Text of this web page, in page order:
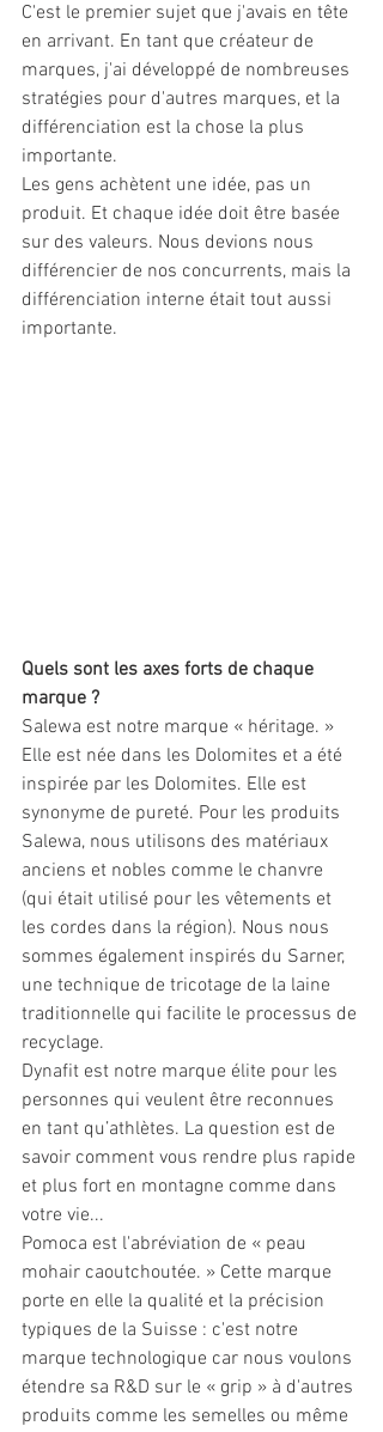
C'est le premier sujet que j'avais en tête
en arrivant. En tant que créateur de
marques, j'ai développé de nombreuses
stratégies pour d'autres marques, et la
différenciation est la chose la plus
importante.
Les gens achètent une idée, pas un
produit. Et chaque idée doit être basée
sur des valeurs. Nous devions nous
différencier de nos concurrents, mais la
différenciation interne était tout aussi
importante.
Quels sont les axes forts de chaque
marque ?
Salewa est notre marque « héritage. »
Elle est née dans les Dolomites et a été
inspirée par les Dolomites. Elle est
synonyme de pureté. Pour les produits
Salewa, nous utilisons des matériaux
anciens et nobles comme le chanvre
(qui était utilisé pour les vêtements et
les cordes dans la région). Nous nous
sommes également inspirés du Sarner,
une technique de tricotage de la laine
traditionnelle qui facilite le processus de
recyclage.
Dynafit est notre marque élite pour les
personnes qui veulent être reconnues
en tant qu’athlètes. La question est de
savoir comment vous rendre plus rapide
et plus fort en montagne comme dans
votre vie...
Pomoca est l'abréviation de « peau
mohair caoutchoutée. » Cette marque
porte en elle la qualité et la précision
typiques de la Suisse : c'est notre
marque technologique car nous voulons
étendre sa R&D sur le « grip » à d'autres
produits comme les semelles ou même